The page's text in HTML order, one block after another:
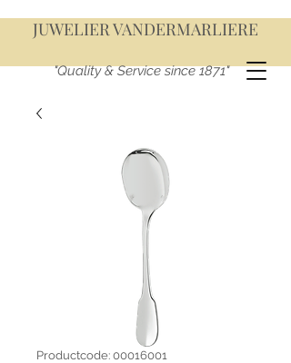
JUWELIER VANDERMARLIERE
"Quality & Service since 1871"
Productcode: 00016001